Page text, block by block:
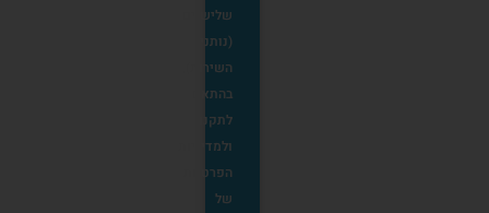
שלישיים
(נותני
השירות),
בהתאם
לתקנון
ולמדיניות
הפרטיות
של